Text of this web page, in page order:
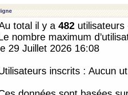
total il y a 482
nombre maximum
le 29 Juillet 2026 16:08
inscrits : Aucun